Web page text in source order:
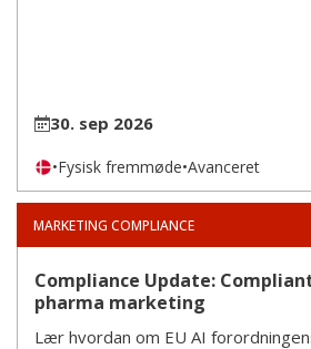
30. sep 2026
•Fysisk fremmøde•Avanceret
MARKETING COMPLIANCE
Compliance Update:
pharma marketing
Lær hvordan om EU AI